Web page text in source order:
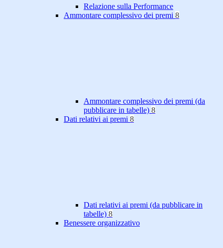
Relazione sulla Performance
Ammontare complessivo dei premi 8
Ammontare complessivo dei premi (da
pubblicare in tabelle) 8
Dati relativi ai premi 8
Dati relativi ai premi (da pubblicare in
tabelle) 8
Benessere organizzativo